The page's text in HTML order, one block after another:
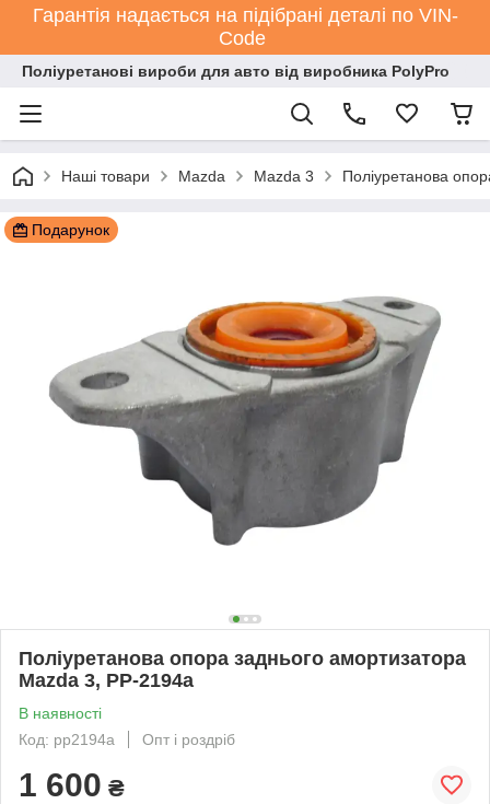
Гарантія надається на підібрані деталі по VIN-
Code
Поліуретанові вироби для авто від виробника PolyPro
Наші товари Mazda Mazda 3 Поліуретанова
Подарунок
Поліуретанова опора заднього амортизатора
Mazda 3, PP-2194a
В наявності
Код: pp2194a
Опт і роздріб
1 600 ₴